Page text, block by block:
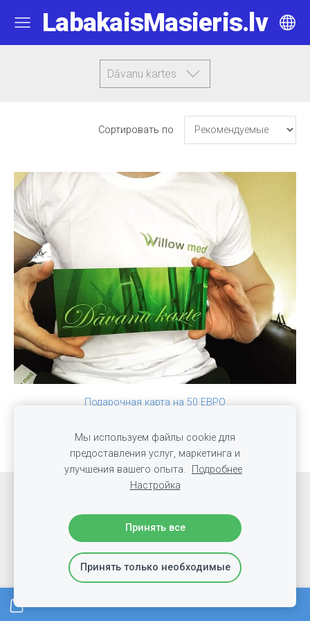
LabakaisMasieris.lv
Dāvanu kartes
Сортировать по
Подарочная карта на 50 ЕВРО
Мы используем файлы cookie для
предоставления услуг, маркетинга и
улучшения вашего опыта.
Подробнее
Настройка
Принять все
Принять только необходимые